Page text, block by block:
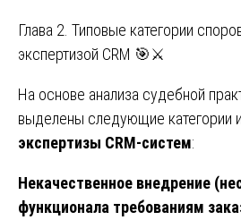
Глава 2. Типовые категории
экспертизой CRM 🎯⚔️
На основе анализа судебной
выделены следующие категории
экспертизы CRM-систем:
Некачественное внедрение
функционала требованиям